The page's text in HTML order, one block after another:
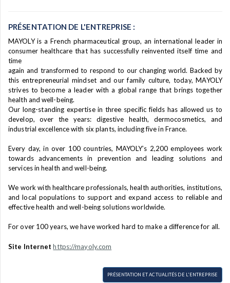
PRÉSENTATION DE L'ENTREPRISE :
MAYOLY is a French pharmaceutical group, an international leader in
consumer healthcare that has successfully reinvented itself time and
time
again and transformed to respond to our changing world. Backed by
this entrepreneurial mindset and our family culture, today, MAYOLY
strives to become a leader with a global range that brings together
health and well-being.
Our long-standing expertise in three specific fields has allowed us to
develop, over the years: digestive health, dermocosmetics, and
industrial excellence with six plants, including five in France.
Every day, in over 100 countries, MAYOLY’s 2,200 employees work
towards advancements in prevention and leading solutions and
services in health and well-being.
We work with healthcare professionals, health authorities, institutions,
and local populations to support and expand access to reliable and
effective health and well-being solutions worldwide.
For over 100 years, we have worked hard to make a difference for all.
Site Internet https://mayoly.com
PRÉSENTATION ET ACTUALITÉS DE L'ENTREPRISE